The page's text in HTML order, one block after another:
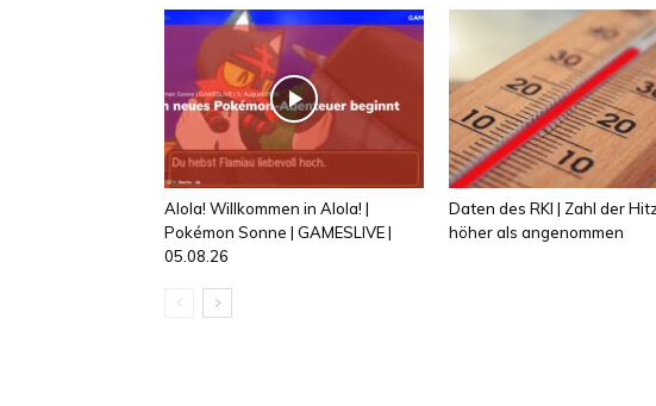
Alola! Willkommen in Alola! |
Pokémon Sonne | GAMESLIVE |
05.08.26
Daten des RKI | Zahl der
höher als angenommen